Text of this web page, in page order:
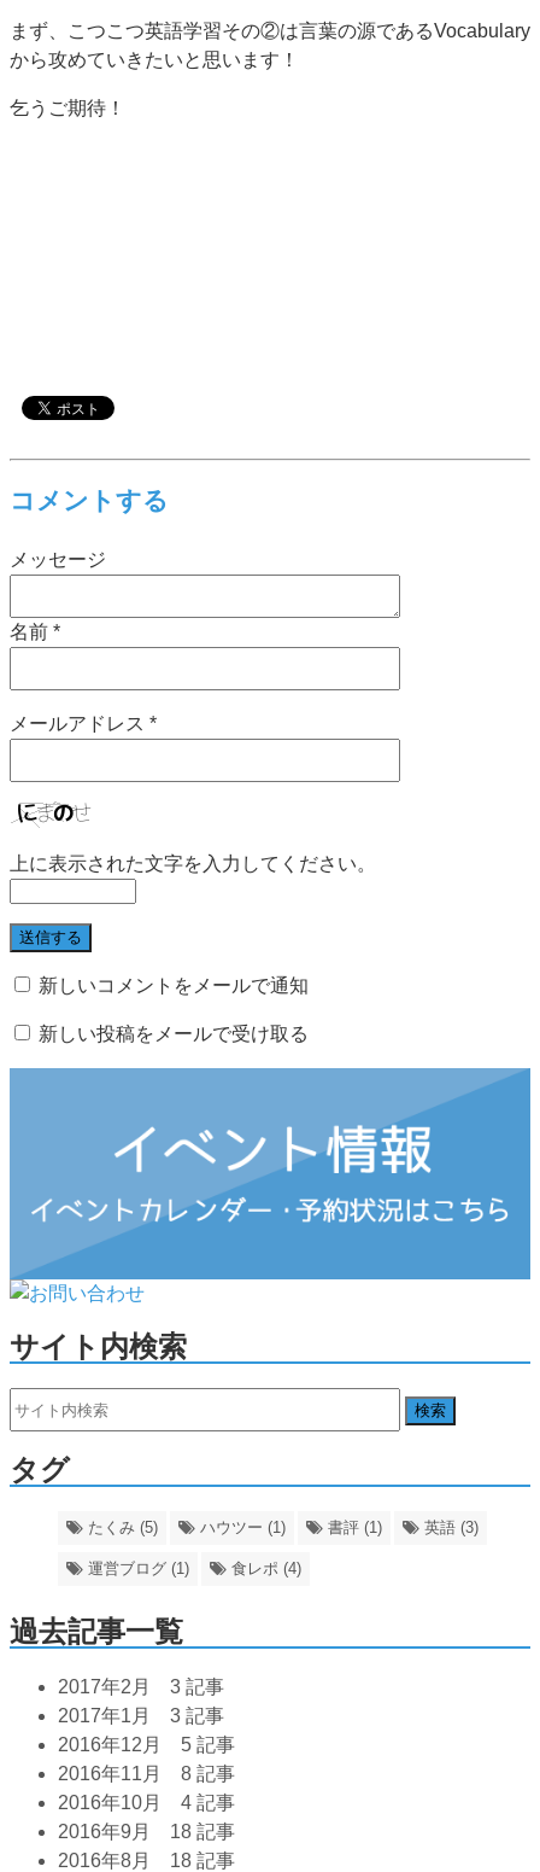
まず、こつこつ英語学習その②は言葉の源であるVocabulary
から攻めていきたいと思います！
乞うご期待！
コメントする
メッセージ
名前 *
メールアドレス *
上に表示された文字を入力してください。
新しいコメントをメールで通知
新しい投稿をメールで受け取る
サイト内検索
タグ
たくみ (5) ハウツー (1) 書評 (1) 英語 (3)
運営ブログ (1) 食レポ (4)
過去記事一覧
2017年2月 3 記事
2017年1月 3 記事
2016年12月 5 記事
2016年11月 8 記事
2016年10月 4 記事
2016年9月 18 記事
2016年8月 18 記事